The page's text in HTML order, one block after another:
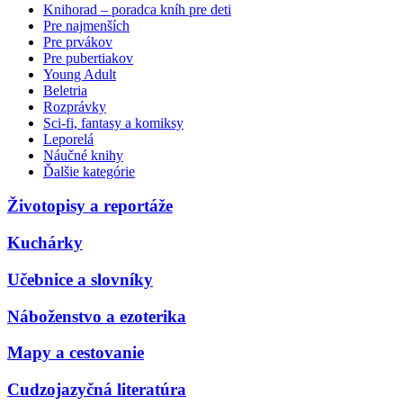
Knihorad – poradca kníh pre deti
Pre najmenších
Pre prvákov
Pre pubertiakov
Young Adult
Beletria
Rozprávky
Sci-fi, fantasy a komiksy
Leporelá
Náučné knihy
Ďalšie kategórie
Životopisy a reportáže
Kuchárky
Učebnice a slovníky
Náboženstvo a ezoterika
Mapy a cestovanie
Cudzojazyčná literatúra